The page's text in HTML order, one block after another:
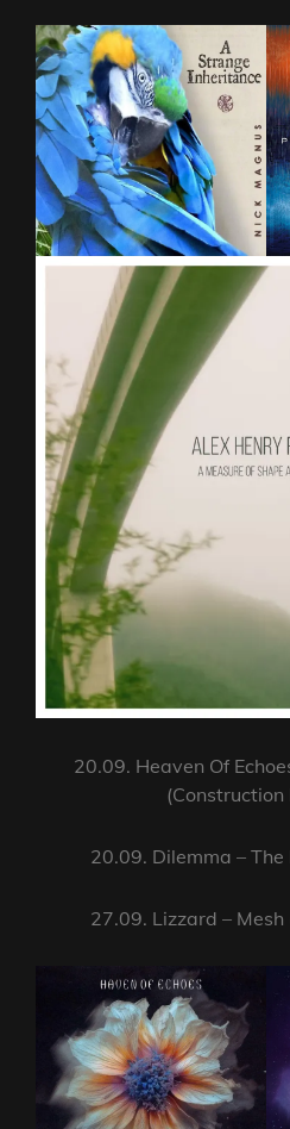
20.09. Heaven Of
(Construction
20.09. Dilemma –
27.09. Lizzard –